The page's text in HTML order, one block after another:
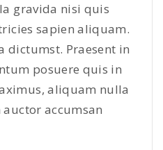
gravida nisi quis
sapien aliquam.
dictumst. Praesent in
posuere quis in
aliquam nulla
accumsan